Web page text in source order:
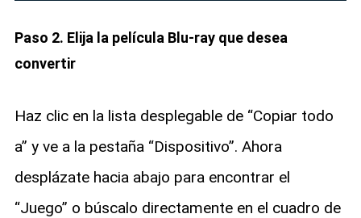
Paso 2. Elija la película Blu-ray que desea
convertir
Haz clic en la lista desplegable de “Copiar todo
a” y ve a la pestaña “Dispositivo”. Ahora
desplázate hacia abajo para encontrar el
“Juego” o búscalo directamente en el cuadro de